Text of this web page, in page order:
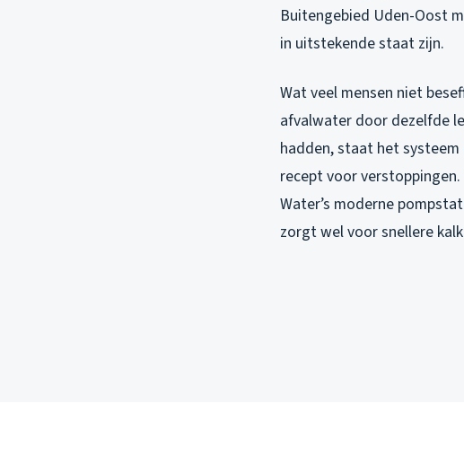
Buitengebied Uden-Oost
in uitstekende staat zijn.
Wat veel mensen niet
afvalwater door dezelfde
hadden, staat het
recept voor
Water’s moderne
zorgt wel voor snellere